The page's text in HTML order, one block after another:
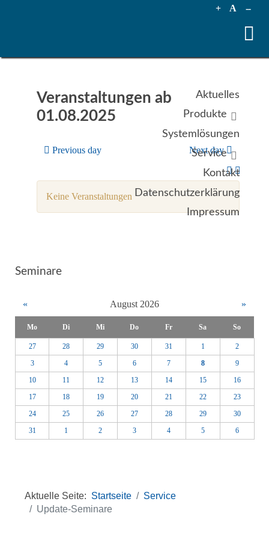
+ A --
Aktuelles
Produkte
Systemlösungen
Service
Kontakt
Datenschutzerklärung
Impressum
Veranstaltungen ab
01.08.2025
Previous day Next day
Keine Veranstaltungen
Seminare
« August 2026 »
Mo Di Mi Do Fr Sa So
27 28 29 30 31 1
2
3
4 5 6 7 8
9
10
11 12 13 14 15
16
17
18 19 20 21 22
23
24
25 26 27 28 29
30
31
1 2 3 4 5 6
Aktuelle Seite: Startseite
Service
Update-Seminare